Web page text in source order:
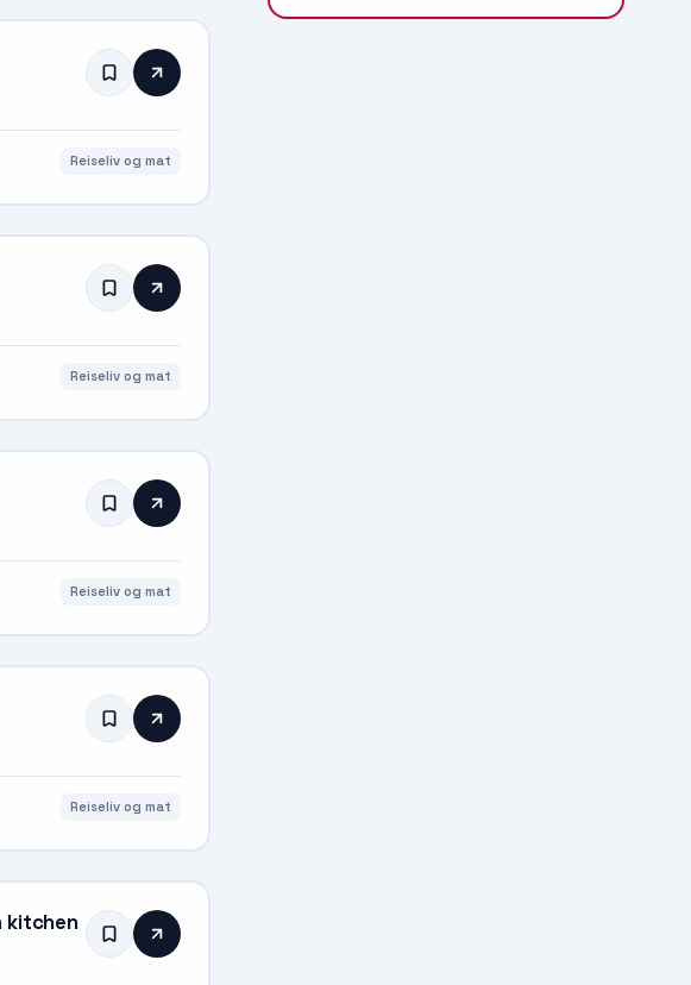
Reiseliv og mat
Reiseliv og mat
Reiseliv og mat
Reiseliv og mat
kitchen